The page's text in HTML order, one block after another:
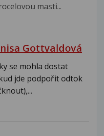
masti...
Gottvaldová
se mohla dostat
jde podpořit odtok